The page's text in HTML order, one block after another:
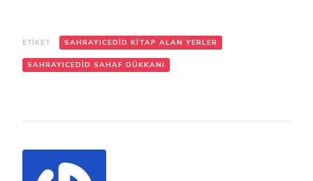
ETIKET SAHRAYICEDID KITAP ALAN YERLER
SAHRAYICEDID SAHAF DÜKKANI